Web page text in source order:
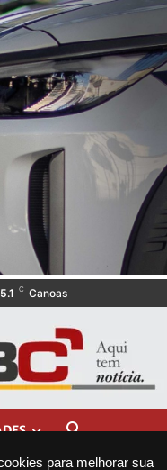
para melhorar sua
C Canoas